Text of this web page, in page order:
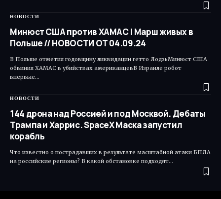
НОВОСТИ
Минюст США против ХАМАС | Марш живых в
Польше // НОВОСТИ ОТ 04.09.24
В Польше отметил годовщину ликвидации гетто ЛодзьМинюст США
обвинил ХАМАС в убийствах американцевВ Израиле робот
впервые…
НОВОСТИ
144 дрона над Россией и под Москвой. Дебаты
Трампа и Харрис. SpaceX Маска запустил
корабль
Что известно о пострадавших в результате масштабной атаки БПЛА
на российские регионы? В какой обстановке подходят…